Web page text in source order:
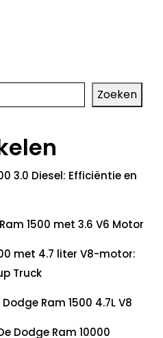
Zoeken
3.0 Diesel: Efficiëntie en
1500 met 3.6 V6 Motor
met 4.7 liter V8-motor:
Truck
Ram 1500 4.7L V8
Dodge Ram 10000